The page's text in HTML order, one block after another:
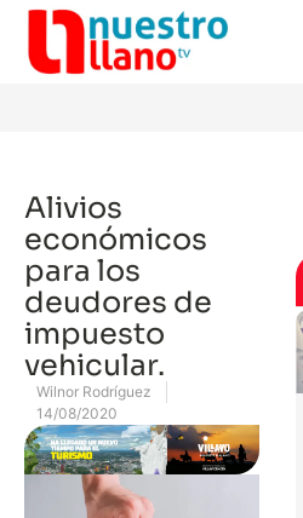
Alivios
económicos
para los
deudores de
impuesto
vehicular.
Wilnor Rodríguez
14/08/2020